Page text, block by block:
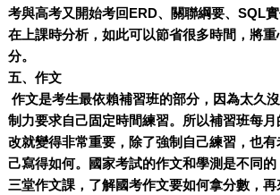
考與高考又開始考回ERD、關聯綱要、SQL
在上課時分析，如此可以節省很多時間，將
分。
五、作文
作文是考生最依賴補習班的部分，因為太久
制力要求自己固定時間練習。所以補習班每
改就變得非常重要，除了強制自己練習，也有
己寫得如何。國家考試的作文和學測是不同
三堂作文課，了解國考作文要如何拿分數，